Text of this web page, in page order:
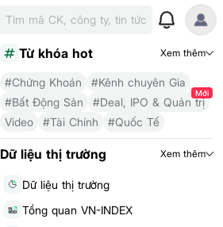
Tìm mã CK, công ty, tin tức
Từ khóa hot Xem thêm
#Chứng Khoán
#Kênh chuyên Gia
#Bất Động Sản
#Deal, IPO & Quản trị
Mới
Video #Tài Chính #Quốc Tế
Dữ liệu thị trường Xem thêm
Dữ liệu thị trường
Tổng quan VN-INDEX